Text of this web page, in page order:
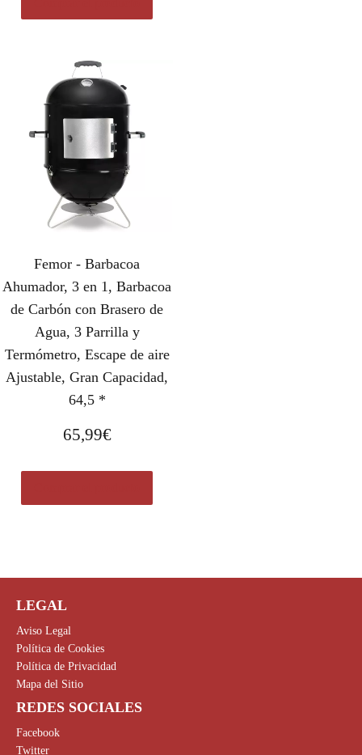
Femor - Barbacoa
Ahumador, 3 en 1, Barbacoa
de Carbón con Brasero de
Agua, 3 Parrilla y
Termómetro, Escape de aire
Ajustable, Gran Capacidad,
64,5 *
65,99€
LEGAL
Aviso Legal
Política de Cookies
Política de Privacidad
Mapa del Sitio
REDES SOCIALES
Facebook
Twitter